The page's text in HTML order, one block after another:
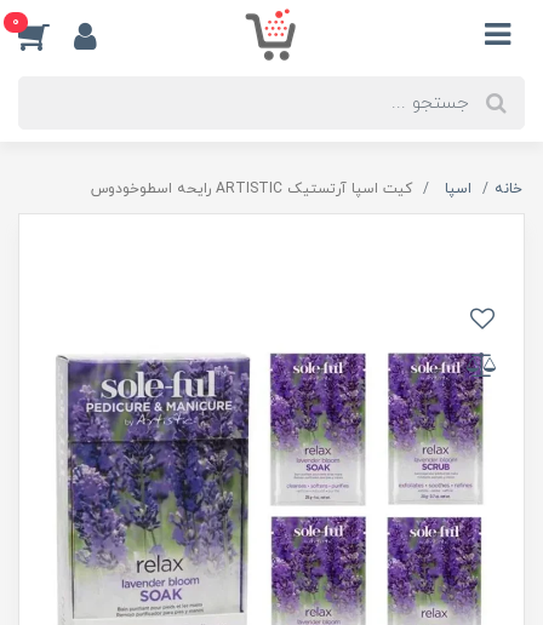
0
خانه اسپا کیت اسپا آرتستیک ARTISTIC رایحه اسطوخودوس